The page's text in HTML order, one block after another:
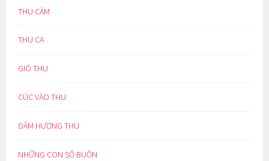
THU CẢM
THU CA
GIÓ THU
CÚC VÀO THU
ĐẬM HƯƠNG THU
NHỮNG CON SỐ BUỒN